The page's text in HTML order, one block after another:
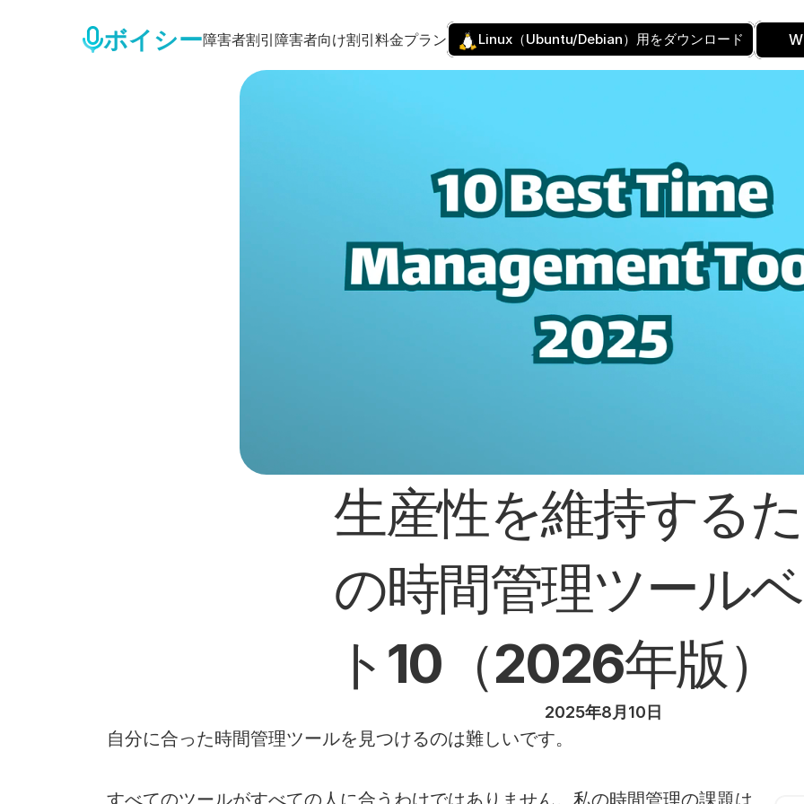
ボイシー障害者割引障害者向け割引料金プラン Linux（Ubuntu/Debian）用をダウンロード
生産性を維持する
の時間管理ツール
ト10（2026年版）
2025年8月10日
自分に合った時間管理ツールを見つけるのは難しいです。
すべてのツールがすべての人に合うわけではありません。私の時間管理の課題は、